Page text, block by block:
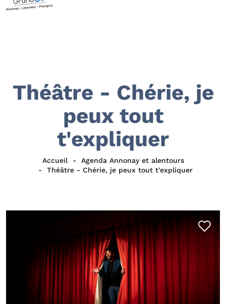
Théâtre - Chérie, je
peux tout
t'expliquer
Accueil
Agenda Annonay et alentours
Théâtre - Chérie, je peux tout t'expliquer